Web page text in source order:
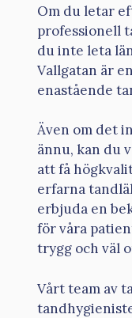
Om du letar
professionell
du inte leta
Vallgatan är
enastående
Även om det
ännu, kan du
att få
erfarna
erbjuda en
för våra
trygg och väl
Vårt team av